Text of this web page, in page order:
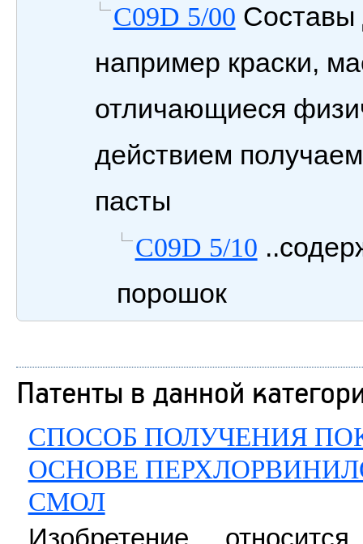
C09D 5/00 Составы
например краски,
отличающиеся
действием
пасты
C09D 5/10
порошок
Патенты в данной
СПОСОБ ПОЛУЧЕНИЯ
ОСНОВЕ
СМОЛ
Изобретение